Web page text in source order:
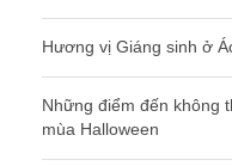
Hương vị Giáng sinh ở
Những điểm đến không
mùa Halloween